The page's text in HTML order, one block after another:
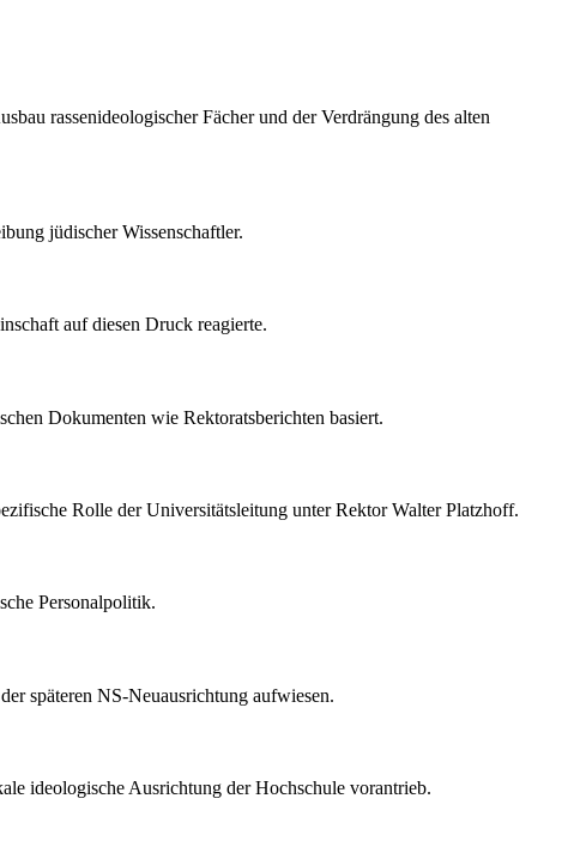
rassenideologischer Fächer und der Verdrängung des alten
jüdischer Wissenschaftler.
auf diesen Druck reagierte.
Dokumenten wie Rektoratsberichten basiert.
Rolle der Universitätsleitung unter Rektor Walter Platzhoff.
Personalpolitik.
späteren NS-Neuausrichtung aufwiesen.
ideologische Ausrichtung der Hochschule vorantrieb.